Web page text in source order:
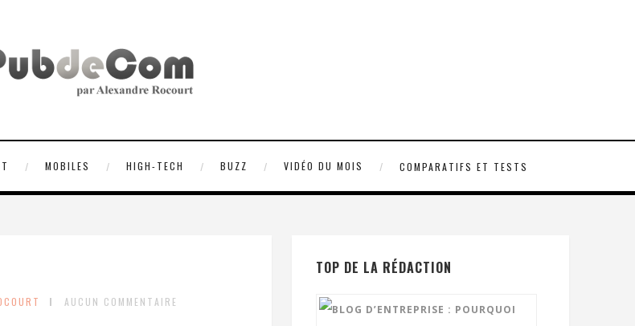
MOBILES HIGH-TECH BUZZ VIDÉO DU MOIS COMPARATIFS ET TESTS
AUCUN COMMENTAIRE
TOP DE LA RÉDACTION